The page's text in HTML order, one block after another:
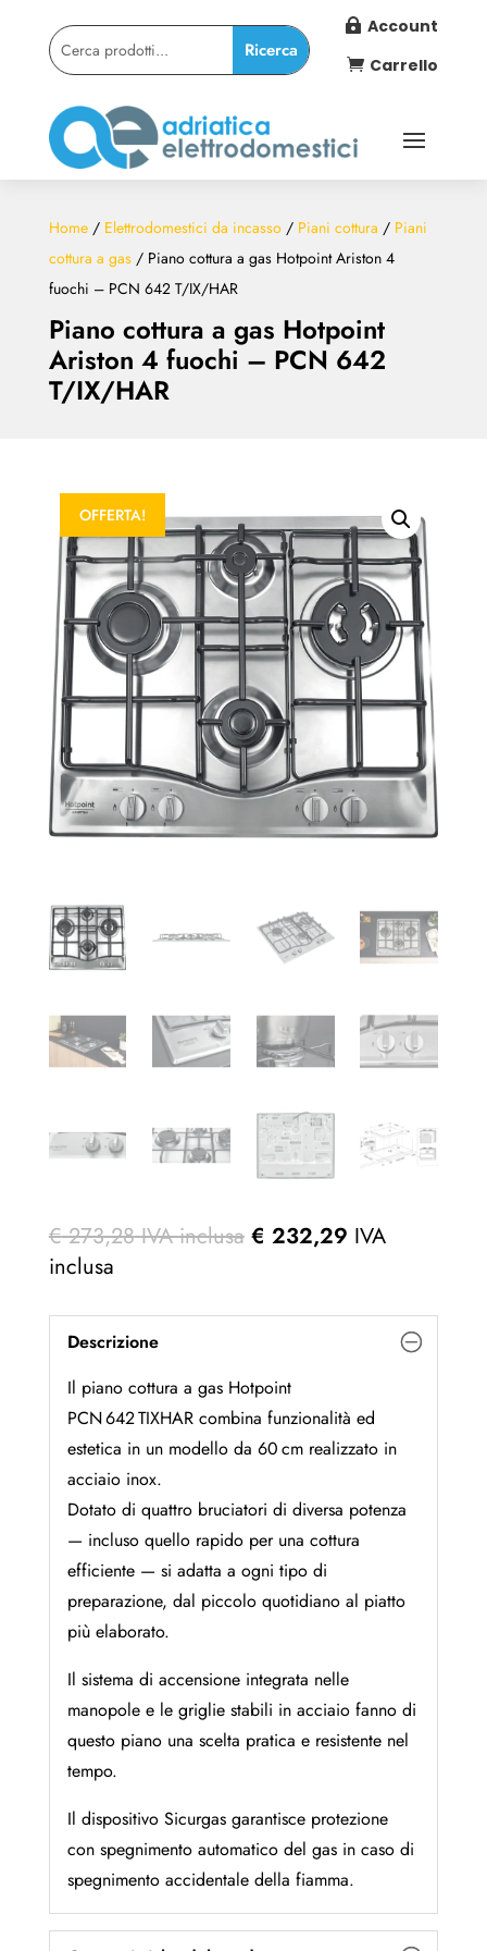
 Account
 Carrello
Piano cottura a gas Hotpoint
Ariston 4 fuochi – PCN 642
T/IX/HAR
Home/ Elettrodomestici da incasso/ Piani cottura / Piani
cottura a gas/ Piano cottura a gas Hotpoint Ariston 4
fuochi – PCN 642 T/IX/HAR
OFFERTA!
€273,28 IVA inclusa € 232,29 IVA
inclusa
Descrizione
Il piano cottura a gas Hotpoint
PCN 642 TIXHAR combina funzionalità ed
estetica in un modello da 60 cm realizzato in
acciaio inox.
Dotato di quattro bruciatori di diversa potenza
— incluso quello rapido per una cottura
efficiente — si adatta a ogni tipo di
preparazione, dal piccolo quotidiano al piatto
più elaborato.
Il sistema di accensione integrata nelle
manopole e le griglie stabili in acciaio fanno di
questo piano una scelta pratica e resistente nel
tempo.
Il dispositivo Sicurgas garantisce protezione
con spegnimento automatico del gas in caso di
spegnimento accidentale della fiamma.